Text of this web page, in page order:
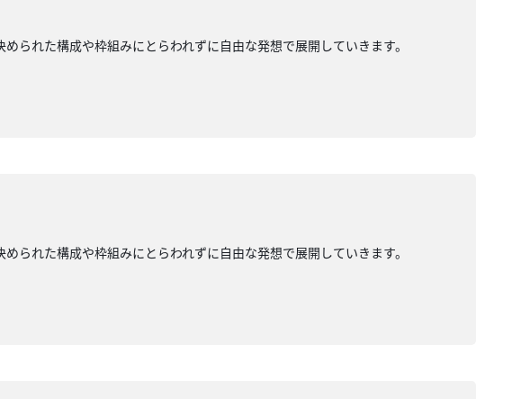
られた構成や枠組みにとらわれずに自由な発想で展開していきます。
られた構成や枠組みにとらわれずに自由な発想で展開していきます。